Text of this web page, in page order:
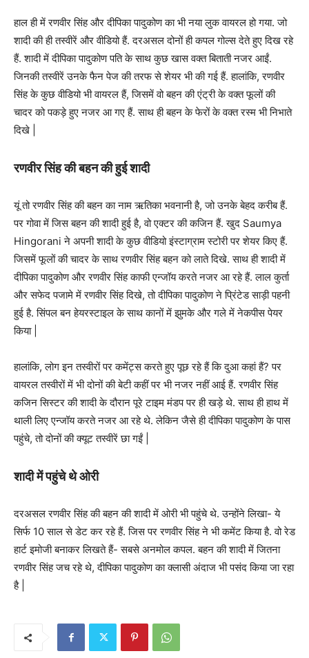
हाल ही में रणवीर सिंह और दीपिका पादुकोण का भी नया लुक वायरल हो गया. जो
शादी की ही तस्वीरें और वीडियो हैं. दरअसल दोनों ही कपल गोल्स देते हुए दिख रहे
हैं. शादी में दीपिका पादुकोण पति के साथ कुछ खास वक्त बिताती नजर आईं.
जिनकी तस्वीरें उनके फैन पेज की तरफ से शेयर भी की गई हैं. हालांकि, रणवीर
सिंह के कुछ वीडियो भी वायरल हैं, जिसमें वो बहन की एंट्री के वक्त फूलों की
चादर को पकड़े हुए नजर आ गए हैं. साथ ही बहन के फेरों के वक्त रस्म भी निभाते
दिखे |
रणवीर सिंह की बहन की हुई शादी
यूं तो रणवीर सिंह की बहन का नाम ऋतिका भवनानी है, जो उनके बेहद करीब हैं.
पर गोवा में जिस बहन की शादी हुई है, वो एक्टर की कजिन हैं. खुद Saumya
Hingorani ने अपनी शादी के कुछ वीडियो इंस्टाग्राम स्टोरी पर शेयर किए हैं.
जिसमें फूलों की चादर के साथ रणवीर सिंह बहन को लाते दिखे. साथ ही शादी में
दीपिका पादुकोण और रणवीर सिंह काफी एन्जॉय करते नजर आ रहे हैं. लाल कुर्ता
और सफेद पजामे में रणवीर सिंह दिखे, तो दीपिका पादुकोण ने प्रिंटेड साड़ी पहनी
हुई है. सिंपल बन हेयरस्टाइल के साथ कानों में झुमके और गले में नेकपीस पेयर
किया |
हालांकि, लोग इन तस्वीरों पर कमेंट्स करते हुए पूछ रहे हैं कि दुआ कहां हैं? पर
वायरल तस्वीरों में भी दोनों की बेटी कहीं पर भी नजर नहीं आई हैं. रणवीर सिंह
कजिन सिस्टर की शादी के दौरान पूरे टाइम मंडप पर ही खड़े थे. साथ ही हाथ में
थाली लिए एन्जॉय करते नजर आ रहे थे. लेकिन जैसे ही दीपिका पादुकोण के पास
पहुंचे, तो दोनों की क्यूट तस्वीरें छा गईं |
शादी में पहुंचे थे ओरी
दरअसल रणवीर सिंह की बहन की शादी में ओरी भी पहुंचे थे. उन्होंने लिखा- ये
सिर्फ 10 साल से डेट कर रहे हैं. जिस पर रणवीर सिंह ने भी कमेंट किया है. वो रेड
हार्ट इमोजी बनाकर लिखते हैं- सबसे अनमोल कपल. बहन की शादी में जितना
रणवीर सिंह जच रहे थे, दीपिका पादुकोण का क्लासी अंदाज भी पसंद किया जा रहा
है |